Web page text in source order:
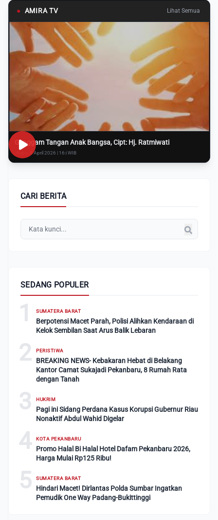
● AMIRA TV Lihat Semua
Genggam Tangan Anak Bangsa, Cipt: Hj. Ratmiwati
Rabu, 8 April 2026 | 16:i WIB
CARI BERITA
SEDANG POPULER
1 SUMATERA BARAT
Berpotensi Macet Parah, Polisi Alihkan Kendaraan di
Kelok Sembilan Saat Arus Balik Lebaran
2 PERISTIWA
BREAKING NEWS- Kebakaran Hebat di Belakang
Kantor Camat Sukajadi Pekanbaru, 8 Rumah Rata
dengan Tanah
3 HUKRIM
Pagi ini Sidang Perdana Kasus Korupsi Gubernur Riau
Nonaktif Abdul Wahid Digelar
4 KOTA PEKANBARU
Promo Halal Bi Halal Hotel Dafam Pekanbaru 2026,
Harga Mulai Rp125 Ribu!
5 SUMATERA BARAT
Hindari Macet! Dirlantas Polda Sumbar Ingatkan
Pemudik One Way Padang-Bukittinggi